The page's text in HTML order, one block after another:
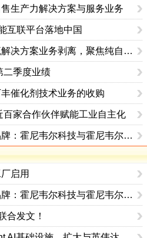
生产力解决方案与服务业务
互联平台落地中国
霍尼韦尔完成仓储与工作流解决方案业务剥离，聚焦纯自动化战略
二季度业绩
催化剂技术业务的收购
家合作伙伴赋能工业自主化
霍尼韦尔发布分拆后全新品牌：霍尼韦尔科技与霍尼韦尔航空航天
启用
霍尼韦尔发布分拆后全新品牌：霍尼韦尔科技与霍尼韦尔航空航天
合发文！